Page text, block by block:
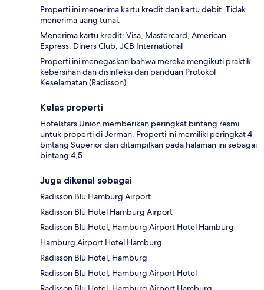
Properti ini menerima kartu kredit dan kartu debit. Tidak
menerima uang tunai.
Menerima kartu kredit: Visa, Mastercard, American
Express, Diners Club, JCB International
Properti ini menegaskan bahwa mereka mengikuti praktik
kebersihan dan disinfeksi dari panduan Protokol
Keselamatan (Radisson).
Kelas properti
Hotelstars Union memberikan peringkat bintang resmi
untuk properti di Jerman. Properti ini memiliki peringkat 4
bintang Superior dan ditampilkan pada halaman ini sebagai
bintang 4,5.
Juga dikenal sebagai
Radisson Blu Hamburg Airport
Radisson Blu Hotel Hamburg Airport
Radisson Blu Hotel, Hamburg Airport Hotel Hamburg
Hamburg Airport Hotel Hamburg
Radisson Blu Hotel, Hamburg
Radisson Blu Hotel, Hamburg Airport Hotel